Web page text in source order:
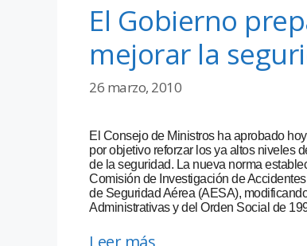
El Gobierno
mejorar la
26 marzo, 2010
El Consejo de Ministros ha aprobado
por objetivo reforzar los ya altos niveles
de la seguridad. La nueva norma
Comisión de Investigación de
de Seguridad Aérea (AESA),
Administrativas y del Orden Social de